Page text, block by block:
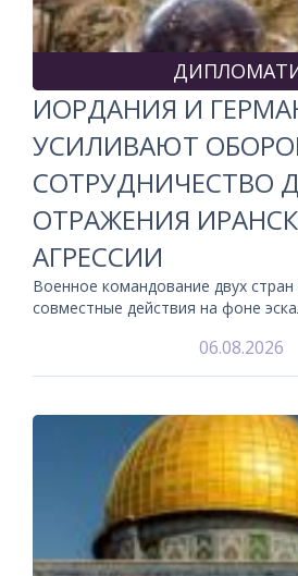
ИОРДАНИЯ И
УСИЛИВАЮТ
СОТРУДНИЧЕСТВО
ОТРАЖЕНИЯ
АГРЕССИИ
Военное командование двух стран
совместные действия на фоне
06.08.2026